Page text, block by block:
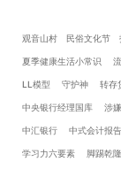
观音山村 民俗文化节
夏季健康生活小常识
LL模型 守护神 转存
中央银行经理国库 涉嫌
中汇银行 中式会计报
学习力六要素 脚踢乾隆